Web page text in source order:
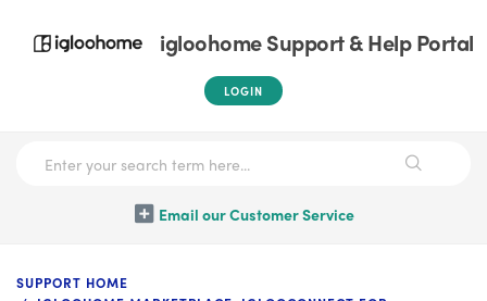
igloohome Support & Help Portal
LOGIN
Email our Customer Service
SUPPORT HOME